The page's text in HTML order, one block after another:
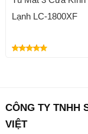
Lạnh LC-1800XF
CÔNG TY TNHH
VIỆT